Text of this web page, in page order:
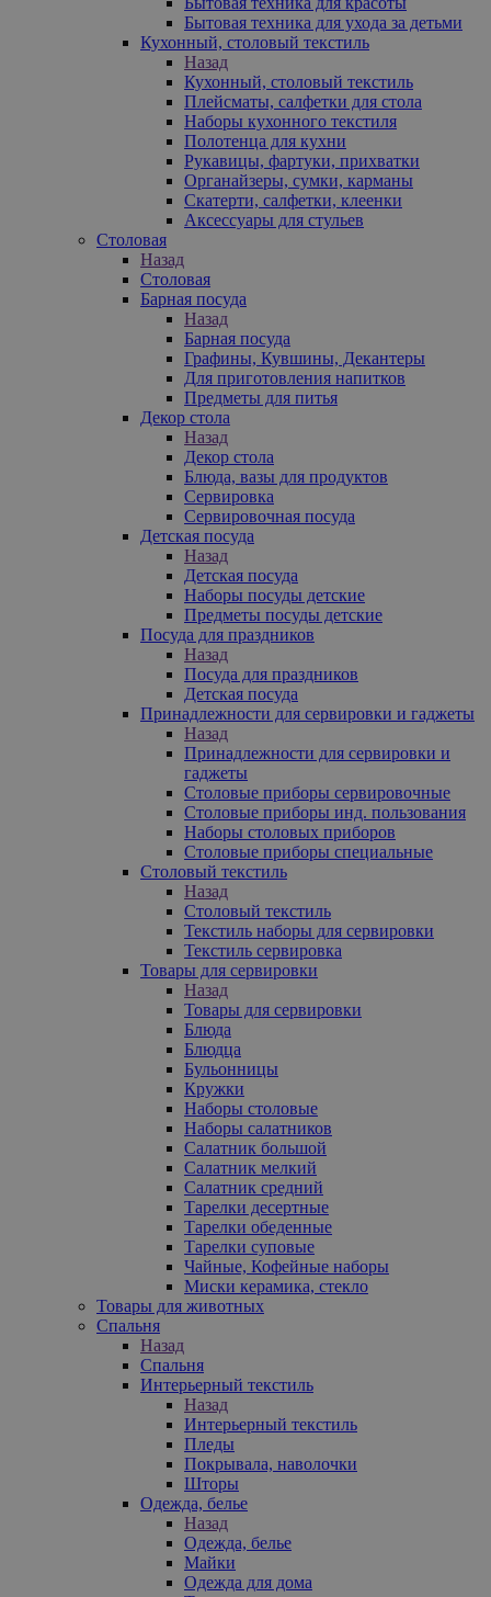
Бытовая техника для ухода за детьми
Кухонный, столовый текстиль
Назад
Кухонный, столовый текстиль
Плейсматы, салфетки для стола
Наборы кухонного текстиля
Полотенца для кухни
Рукавицы, фартуки, прихватки
Органайзеры, сумки, карманы
Скатерти, салфетки, клеенки
Аксессуары для стульев
Столовая
Назад
Столовая
Барная посуда
Назад
Барная посуда
Графины, Кувшины, Декантеры
Для приготовления напитков
Предметы для питья
Декор стола
Назад
Декор стола
Блюда, вазы для продуктов
Сервировка
Сервировочная посуда
Детская посуда
Назад
Детская посуда
Наборы посуды детские
Предметы посуды детские
Посуда для праздников
Назад
Посуда для праздников
Детская посуда
Принадлежности для сервировки и гаджеты
Назад
Принадлежности для сервировки и
гаджеты
Столовые приборы сервировочные
Столовые приборы инд. пользования
Наборы столовых приборов
Столовые приборы специальные
Столовый текстиль
Назад
Столовый текстиль
Текстиль наборы для сервировки
Текстиль сервировка
Товары для сервировки
Назад
Товары для сервировки
Блюда
Блюдца
Бульонницы
Кружки
Наборы столовые
Наборы салатников
Салатник большой
Салатник мелкий
Салатник средний
Тарелки десертные
Тарелки обеденные
Тарелки суповые
Чайные, Кофейные наборы
Миски керамика, стекло
Товары для животных
Спальня
Назад
Спальня
Интерьерный текстиль
Назад
Интерьерный текстиль
Пледы
Покрывала, наволочки
Шторы
Одежда, белье
Назад
Одежда, белье
Майки
Одежда для дома